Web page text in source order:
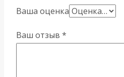
Ваша оценка
Ваш отзыв *